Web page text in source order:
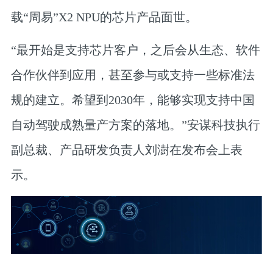
载“周易”X2 NPU的芯片产品面世。
“最开始是支持芯片客户，之后会从生态、软件
合作伙伴到应用，甚至参与或支持一些标准法
规的建立。希望到2030年，能够实现支持中国
自动驾驶成熟量产方案的落地。”安谋科技执行
副总裁、产品研发负责人刘澍在发布会上表
示。